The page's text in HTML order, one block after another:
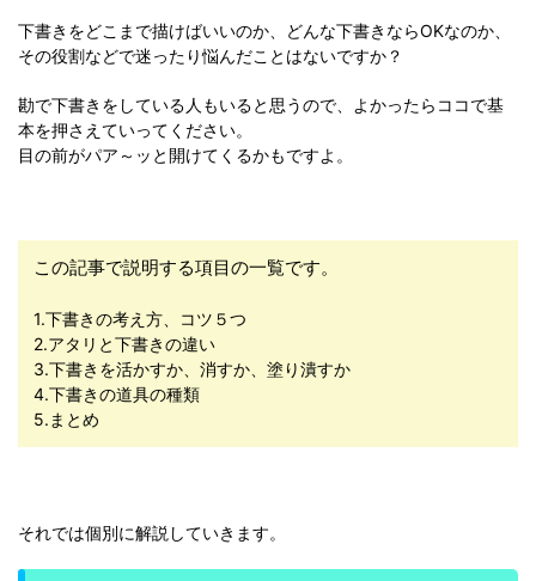
下書きをどこまで描けばいいのか、どんな下書きならOKなのか、
その役割などで迷ったり悩んだことはないですか？
勘で下書きをしている人もいると思うので、よかったらココで基
本を押さえていってください。
目の前がパア～ッと開けてくるかもですよ。
この記事で説明する項目の一覧です。
1.下書きの考え方、コツ５つ
2.アタリと下書きの違い
3.下書きを活かすか、消すか、塗り潰すか
4.下書きの道具の種類
5.まとめ
それでは個別に解説していきます。